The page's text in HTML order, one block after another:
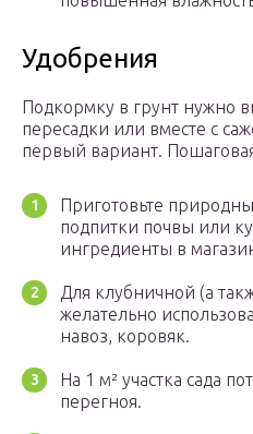
Удобрения
Подкормку в грунт нужно
пересадки или вместе с
первый вариант.
Приготовьте
подпитки почвы или
ингредиенты в
Для клубничной (а
желательно
навоз, коровяк.
На 1 м² участка сада
перегноя.